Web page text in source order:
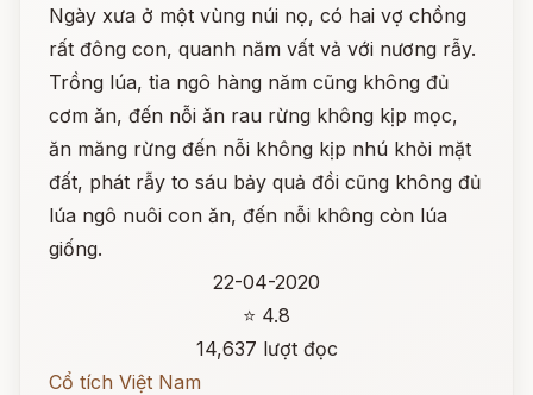
Ngày xưa ở một vùng núi nọ, có hai vợ chồng
rất đông con, quanh năm vất vả với nương rẫy.
Trồng lúa, tỉa ngô hàng năm cũng không đủ
cơm ăn, đến nỗi ăn rau rừng không kịp mọc,
ăn măng rừng đến nỗi không kịp nhú khỏi mặt
đất, phát rẫy to sáu bảy quả đồi cũng không đủ
lúa ngô nuôi con ăn, đến nỗi không còn lúa
giống.
22-04-2020
⭐ 4.8
14,637 lượt đọc
Cổ tích Việt Nam